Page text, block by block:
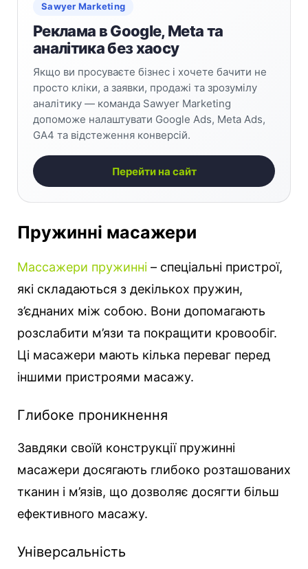
Sawyer Marketing
Реклама в Google, Meta та
аналітика без хаосу
Якщо ви просуваєте бізнес і хочете бачити не
просто кліки, а заявки, продажі та зрозумілу
аналітику — команда Sawyer Marketing
допоможе налаштувати Google Ads, Meta Ads,
GA4 та відстеження конверсій.
Перейти на сайт
Пружинні масажери
Массажери пружинні – спеціальні пристрої,
які складаються з декількох пружин,
з’єднаних між собою. Вони допомагають
розслабити м’язи та покращити кровообіг.
Ці масажери мають кілька переваг перед
іншими пристроями масажу.
Глибоке проникнення
Завдяки своїй конструкції пружинні
масажери досягають глибоко розташованих
тканин і м’язів, що дозволяє досягти більш
ефективного масажу.
Універсальність